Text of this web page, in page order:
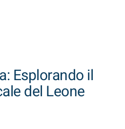
Esplorando il
del Leone